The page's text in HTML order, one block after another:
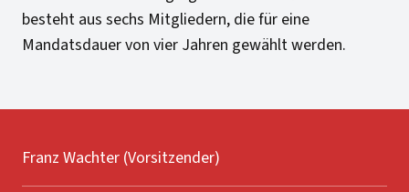
besteht aus sechs Mitgliedern, die für eine
Mandatsdauer von vier Jahren gewählt werden.
Franz Wachter (Vorsitzender)